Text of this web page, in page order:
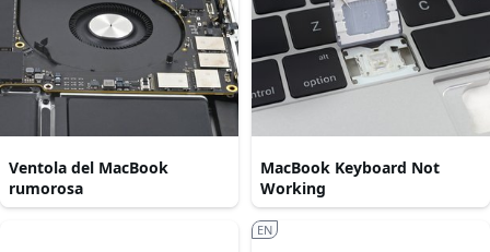
Ventola del MacBook
rumorosa
MacBook Keyboard Not
Working
EN